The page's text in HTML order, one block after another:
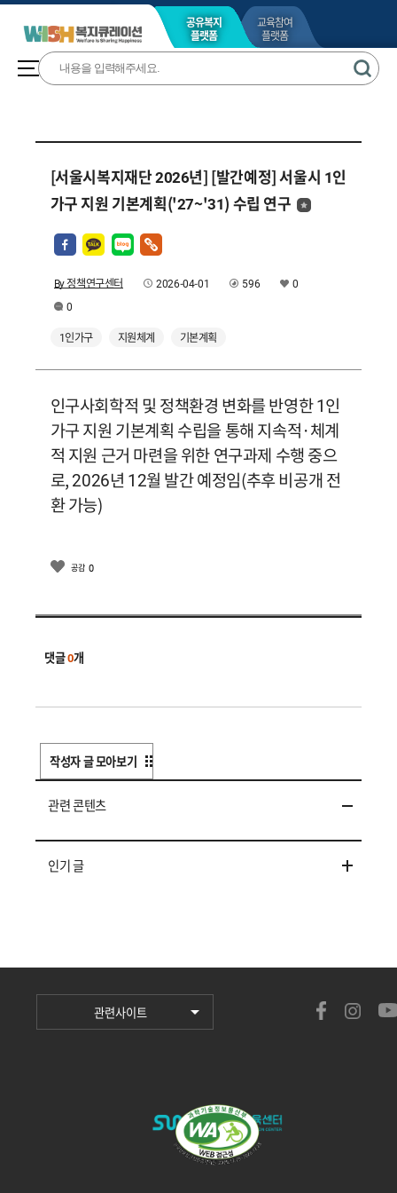
공유복지
플랫폼
교육참여
플랫폼
[서울시복지재단 2026년] [발간예정] 서울시 1인
가구 지원 기본계획('27~'31) 수립 연구
By 정책연구센터 2026-04-01 596
0
0
1인가구
지원체계 기본계획
인구사회학적 및 정책환경 변화를 반영한 1인
가구 지원 기본계획 수립을 통해 지속적·체계
적 지원 근거 마련을 위한 연구과제 수행 중으
로, 2026년 12월 발간 예정임(추후 비공개 전
환 가능)
공감 0
댓글0개
작성자 글 모아보기
관련 콘텐츠
인기 글
관련사이트